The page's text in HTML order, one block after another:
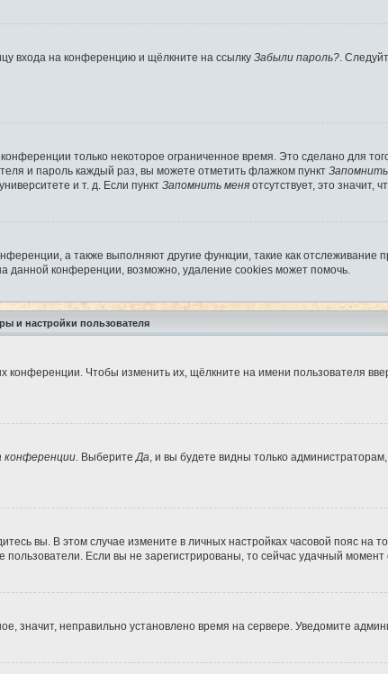
входа на конференцию и щёлкните на ссылку Забыли пароль? .
только некоторое ограниченное время. Это сделано для
и пароль каждый раз, вы можете отметить флажком пункт
и т. д. Если пункт Запомнить меня отсутствует, это значит,
а также выполняют другие функции, такие как отслеживание
данной конференции, возможно, удаление cookies может помочь.
и настройки пользователя
Чтобы изменить их, щёлкните на имени пользователя
конференции . Выберите Да , и вы будете видны только
вы. В этом случае измените в личных настройках часовой пояс на
Если вы не зарегистрированы, то сейчас удачный момент
значит, неправильно установлено время на сервере. Уведомите